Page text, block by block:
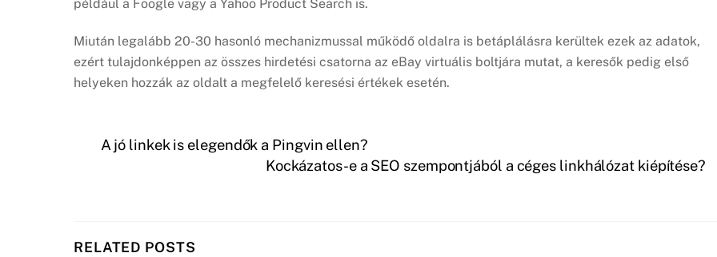
például a Foogle vagy a Yahoo Product Search is.
Miután legalább 20-30 hasonló mechanizmussal működő oldalra is betáplálásra kerültek ezek az adatok,
ezért tulajdonképpen az összes hirdetési csatorna az eBay virtuális boltjára mutat, a keresők pedig első
helyeken hozzák az oldalt a megfelelő keresési értékek esetén.
A jó linkek is elegendők a Pingvin ellen?
Kockázatos-e a SEO szempontjából a céges linkhálózat kiépítése?
RELATED POSTS